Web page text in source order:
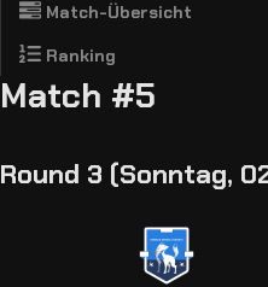
Match-Übersicht
Ranking
Match #5
Round 3 (Sonntag,